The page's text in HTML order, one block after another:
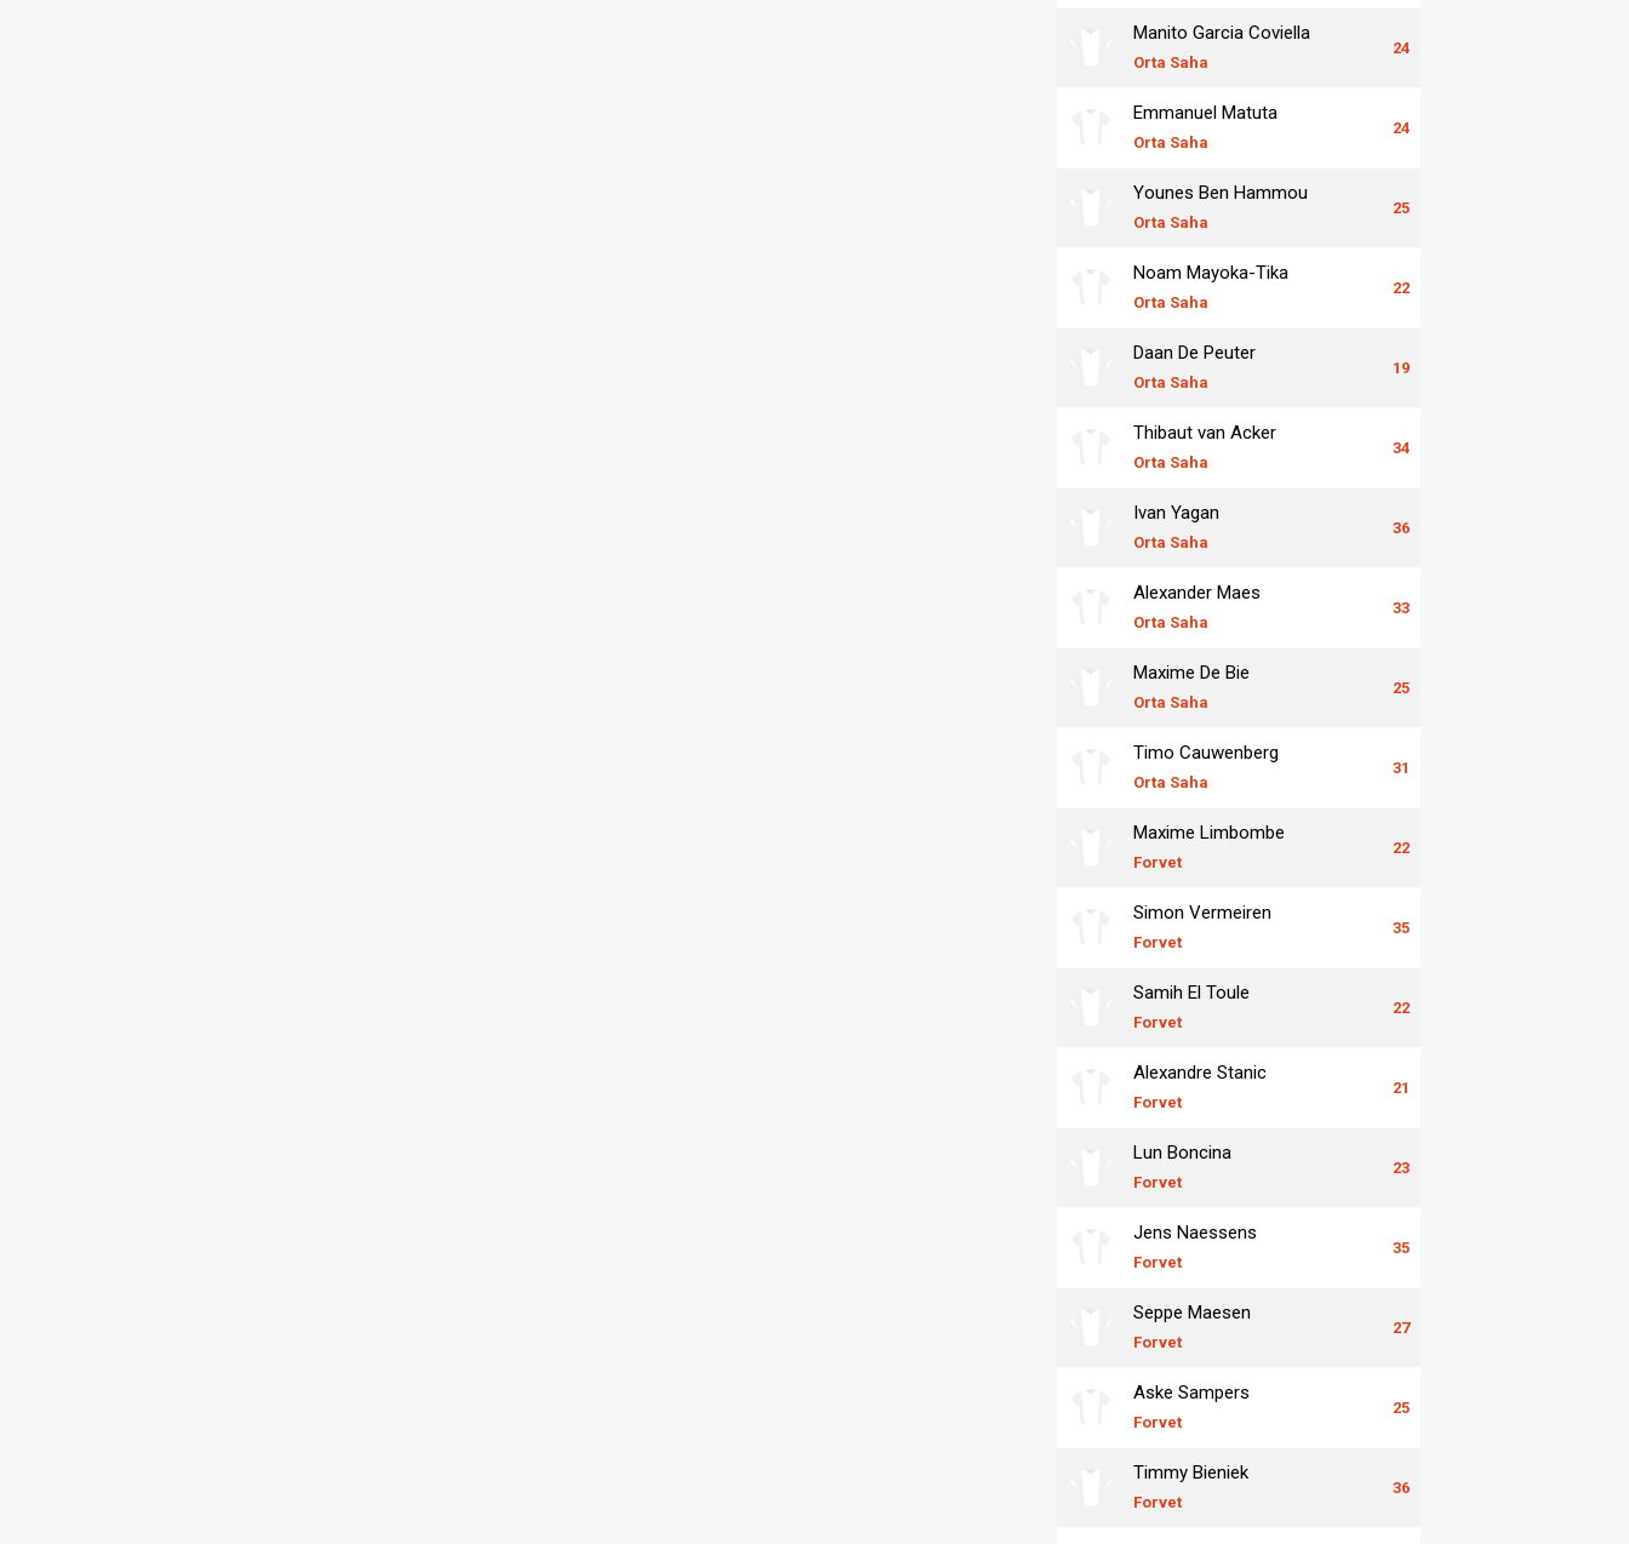
Manito Garcia Coviella
Orta Saha
24
Emmanuel Matuta
Orta Saha
24
Younes Ben Hammou
Orta Saha
25
Noam Mayoka-Tika
Orta Saha
22
Daan De Peuter
Orta Saha
19
Thibaut van Acker
Orta Saha
34
Ivan Yagan
Orta Saha
36
Alexander Maes
Orta Saha
33
Maxime De Bie
Orta Saha
25
Timo Cauwenberg
Orta Saha
31
Maxime Limbombe
Forvet
22
Simon Vermeiren
Forvet
35
Samih El Toule
Forvet
22
Alexandre Stanic
Forvet
21
Lun Boncina
Forvet
23
Jens Naessens
Forvet
35
Seppe Maesen
Forvet
27
Aske Sampers
Forvet
25
Timmy Bieniek
Forvet
36